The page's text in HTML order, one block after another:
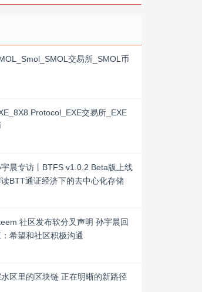
交易所_SMOL币
Protocol_EXE交易所_EXE
晨专访丨BTFS v1.0.2 Beta版上线
BTT通证经济下的去中心化存储
社区发布软分叉声明 孙宇晨回
：希望和社区积极沟通
区里的区块链 正在明晰的新路径